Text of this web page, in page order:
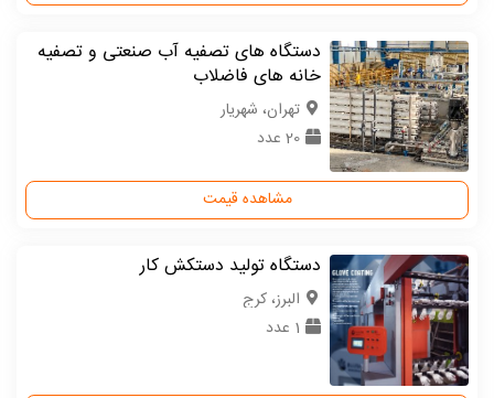
دستگاه های تصفیه آب صنعتی و تصفیه
خانه های فاضلاب
تهران، شهریار
20 عدد
مشاهده قیمت
دستگاه تولید دستکش کار
البرز، کرج
1 عدد